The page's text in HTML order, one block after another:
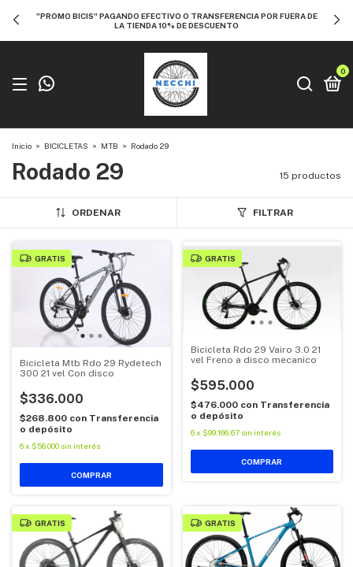
"PROMO BICIS" PAGANDO EFECTIVO O TRANSFERENCIA POR FUERA DE
LA TIENDA 10% DE DESCUENTO
0
Inicio > BICICLETAS > MTB > Rodado 29
Rodado 29 15 productos
ORDENAR FILTRAR
GRATIS
Bicicleta Mtb Rdo 29 Rydetech
300 21 vel Con disco
$336.000
$268.800 con Transferencia
o depósito
6x $56.000 sin interés
COMPRAR
GRATIS
Bicicleta Rdo 29 Vairo 3.0 21
vel Freno a disco mecanico
$595.000
$476.000 con Transferencia
o depósito
6 x $99.166,67 sin interés
COMPRAR
GRATIS GRATIS